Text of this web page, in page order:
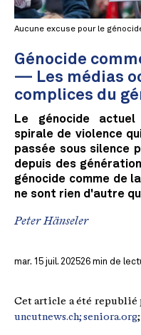
Aucune excuse pour le
Génocide
— Les médias
complices du
Le génocide actuel
spirale de violence
passée sous silence
depuis des
génocide comme de
ne sont rien d'autre
Peter Hänseler
mar. 15 juil. 202526 min de
Cet article a été republié
uncutnews.ch; seniora.org;